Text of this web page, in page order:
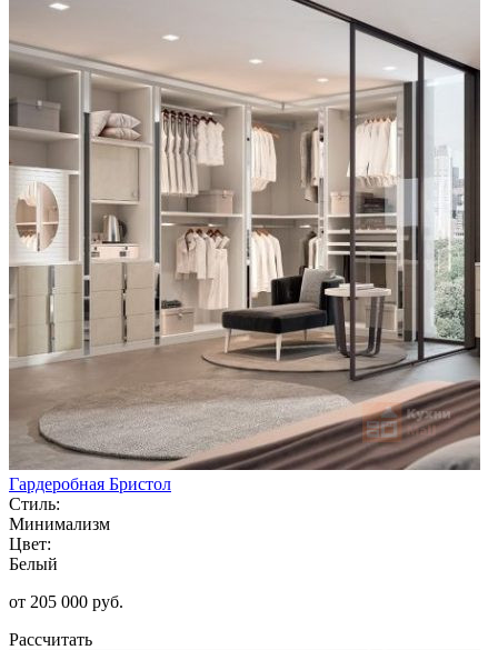
Гардеробная Бристол
Стиль:
Минимализм
Цвет:
Белый
от 205 000 руб.
Рассчитать